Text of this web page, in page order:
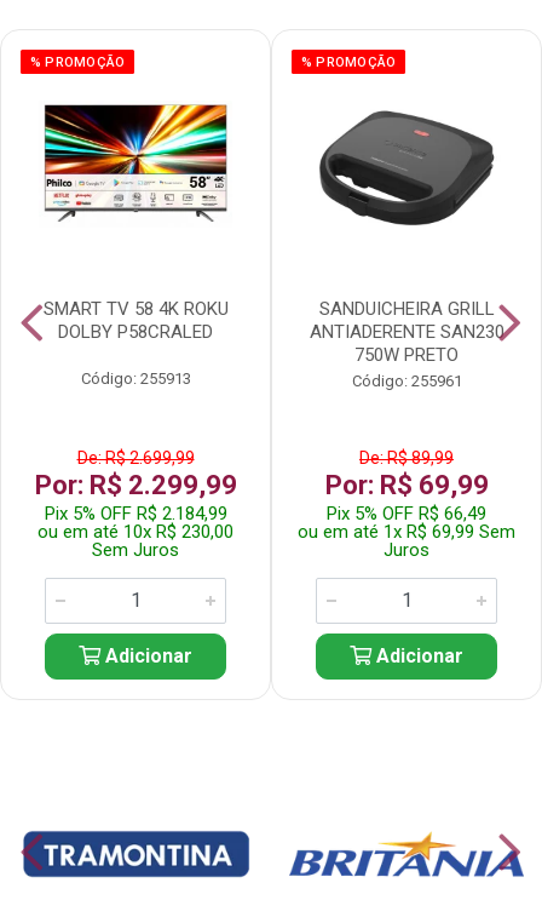
% PROMOÇÃO
SMART TV 58 4K ROKU
DOLBY P58CRALED
Código: 255913
De: R$ 2.699,99
Por: R$ 2.299,99
Pix 5% OFF R$ 2.184,99
ou em até 10x R$ 230,00
Sem Juros
Adicionar
% PROMOÇÃO
SANDUICHEIRA GRILL
ANTIADERENTE SAN230
750W PRETO
Código: 255961
De: R$ 89,99
Por: R$ 69,99
Pix 5% OFF R$ 66,49
ou em até 1x R$ 69,99 Sem
Juros
Adicionar